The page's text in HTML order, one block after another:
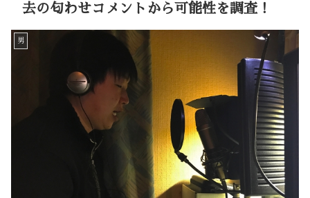
去の匂わせコメントから可能性を調査！
男